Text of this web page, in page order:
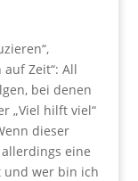
auf Zeit“: All
bei denen
„Viel hilft viel“
dieser
eine
und wer bin ich